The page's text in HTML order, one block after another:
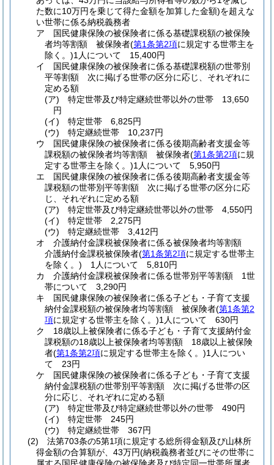
た数に10万円を乗じて得た金額を加算した金額)を超えな
い世帯に係る納税義務者
ア
国民健康保険の被保険者に係る基礎課税額の被保険
者均等割額 被保険者(第1条第2項に規定する世帯主を
除く。)1人について 15,400円
イ
国民健康保険の被保険者に係る基礎課税額の世帯別
平等割額 次に掲げる世帯の区分に応じ、それぞれに
定める額
(ア)
特定世帯及び特定継続世帯以外の世帯 13,650
円
(イ)
特定世帯 6,825円
(ウ)
特定継続世帯 10,237円
ウ
国民健康保険の被保険者に係る後期高齢者支援金等
課税額の被保険者均等割額 被保険者(第1条第2項に規
定する世帯主を除く。)1人について 5,950円
エ
国民健康保険の被保険者に係る後期高齢者支援金等
課税額の世帯別平等割額 次に掲げる世帯の区分に応
じ、それぞれに定める額
(ア)
特定世帯及び特定継続世帯以外の世帯 4,550円
(イ)
特定世帯 2,275円
(ウ)
特定継続世帯 3,412円
オ
介護納付金課税被保険者に係る被保険者均等割額
介護納付金課税被保険者(第1条第2項に規定する世帯主
を除く。) 1人について 5,810円
カ
介護納付金課税被保険者に係る世帯別平等割額 1世
帯について 3,290円
キ
国民健康保険の被保険者に係る子ども・子育て支援
納付金課税額の被保険者均等割額 被保険者(第1条第2
項に規定する世帯主を除く。)1人について 630円
ク
18歳以上被保険者に係る子ども・子育て支援納付金
課税額の18歳以上被保険者均等割額 18歳以上被保険
者(第1条第2項に規定する世帯主を除く。)1人につい
て 23円
ケ
国民健康保険の被保険者に係る子ども・子育て支援
納付金課税額の世帯別平等割額 次に掲げる世帯の区
分に応じ、それぞれに定める額
(ア)
特定世帯及び特定継続世帯以外の世帯 490円
(イ)
特定世帯 245円
(ウ)
特定継続世帯 367円
(2)
法第703条の5第1項に規定する総所得金額及び山林所
得金額の合算額が、43万円(納税義務者並びにその世帯に